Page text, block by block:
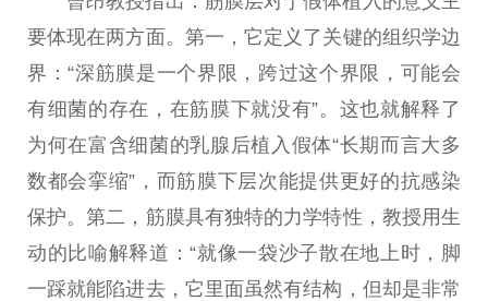
要体现在两方面。第一，它定义了关键的组织学边
界：“深筋膜是一个界限，跨过这个界限，可能会
有细菌的存在，在筋膜下就没有”。这也就解释了
为何在富含细菌的乳腺后植入假体“长期而言大多
数都会挛缩”，而筋膜下层次能提供更好的抗感染
保护。第二，筋膜具有独特的力学特性 ，教授用生
动的比喻解释道：“就像一袋沙子散在地上时，脚
一踩就能陷进去，它里面虽然有结构，但却是非常